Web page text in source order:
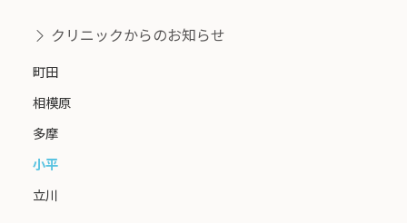
クリニックからのお知らせ
町田
相模原
多摩
小平
立川